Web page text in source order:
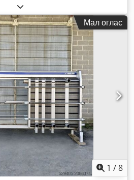
Мал оглас
1 /8